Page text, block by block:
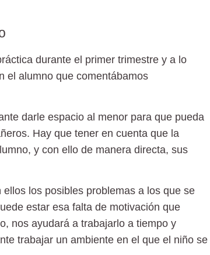
durante el primer trimestre y a lo
el alumno que comentábamos
darle espacio al menor para que pueda
Hay que tener en cuenta que la
y con ello de manera directa, sus
los posibles problemas a los que se
estar esa falta de motivación que
nos ayudará a trabajarlo a tiempo y
trabajar un ambiente en el que el niño se